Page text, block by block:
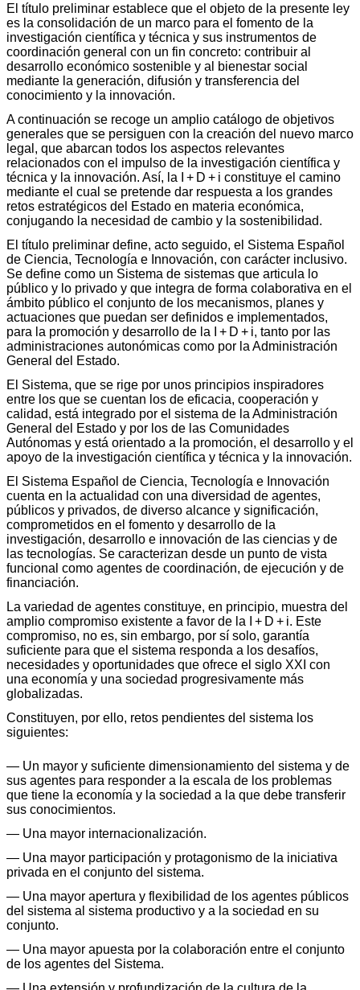
El título preliminar establece que el objeto de la presente ley
es la consolidación de un marco para el fomento de la
investigación científica y técnica y sus instrumentos de
coordinación general con un fin concreto: contribuir al
desarrollo económico sostenible y al bienestar social
mediante la generación, difusión y transferencia del
conocimiento y la innovación.
A continuación se recoge un amplio catálogo de objetivos
generales que se persiguen con la creación del nuevo marco
legal, que abarcan todos los aspectos relevantes
relacionados con el impulso de la investigación científica y
técnica y la innovación. Así, la I + D + i constituye el camino
mediante el cual se pretende dar respuesta a los grandes
retos estratégicos del Estado en materia económica,
conjugando la necesidad de cambio y la sostenibilidad.
El título preliminar define, acto seguido, el Sistema Español
de Ciencia, Tecnología e Innovación, con carácter inclusivo.
Se define como un Sistema de sistemas que articula lo
público y lo privado y que integra de forma colaborativa en el
ámbito público el conjunto de los mecanismos, planes y
actuaciones que puedan ser definidos e implementados,
para la promoción y desarrollo de la I + D + i, tanto por las
administraciones autonómicas como por la Administración
General del Estado.
El Sistema, que se rige por unos principios inspiradores
entre los que se cuentan los de eficacia, cooperación y
calidad, está integrado por el sistema de la Administración
General del Estado y por los de las Comunidades
Autónomas y está orientado a la promoción, el desarrollo y el
apoyo de la investigación científica y técnica y la innovación.
El Sistema Español de Ciencia, Tecnología e Innovación
cuenta en la actualidad con una diversidad de agentes,
públicos y privados, de diverso alcance y significación,
comprometidos en el fomento y desarrollo de la
investigación, desarrollo e innovación de las ciencias y de
las tecnologías. Se caracterizan desde un punto de vista
funcional como agentes de coordinación, de ejecución y de
financiación.
La variedad de agentes constituye, en principio, muestra del
amplio compromiso existente a favor de la I + D + i. Este
compromiso, no es, sin embargo, por sí solo, garantía
suficiente para que el sistema responda a los desafíos,
necesidades y oportunidades que ofrece el siglo XXI con
una economía y una sociedad progresivamente más
globalizadas.
Constituyen, por ello, retos pendientes del sistema los
siguientes:
— Un mayor y suficiente dimensionamiento del sistema y de
sus agentes para responder a la escala de los problemas
que tiene la economía y la sociedad a la que debe transferir
sus conocimientos.
— Una mayor internacionalización.
— Una mayor participación y protagonismo de la iniciativa
privada en el conjunto del sistema.
— Una mayor apertura y flexibilidad de los agentes públicos
del sistema al sistema productivo y a la sociedad en su
conjunto.
— Una mayor apuesta por la colaboración entre el conjunto
de los agentes del Sistema.